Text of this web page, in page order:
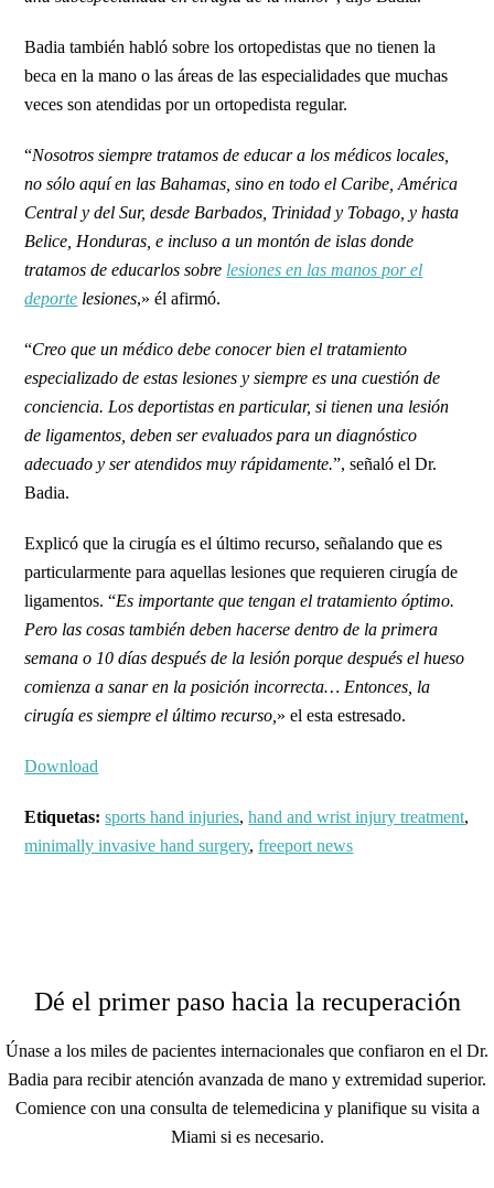
Badia también habló sobre los ortopedistas que no tienen la
beca en la mano o las áreas de las especialidades que muchas
veces son atendidas por un ortopedista regular.
“Nosotros siempre tratamos de educar a los médicos locales,
no sólo aquí en las Bahamas, sino en todo el Caribe, América
Central y del Sur, desde Barbados, Trinidad y Tobago, y hasta
Belice, Honduras, e incluso a un montón de islas donde
tratamos de educarlos sobre lesiones en las manos por el
deporte lesiones,» él afirmó.
“Creo que un médico debe conocer bien el tratamiento
especializado de estas lesiones y siempre es una cuestión de
conciencia. Los deportistas en particular, si tienen una lesión
de ligamentos, deben ser evaluados para un diagnóstico
adecuado y ser atendidos muy rápidamente.”, señaló el Dr.
Badia.
Explicó que la cirugía es el último recurso, señalando que es
particularmente para aquellas lesiones que requieren cirugía de
ligamentos. “Es importante que tengan el tratamiento óptimo.
Pero las cosas también deben hacerse dentro de la primera
semana o 10 días después de la lesión porque después el hueso
comienza a sanar en la posición incorrecta… Entonces, la
cirugía es siempre el último recurso, » el esta estresado.
Download
Etiquetas: sports hand injuries,hand and wrist injury treatment,
minimally invasive hand surgery,freeport news
Dé el primer paso hacia la recuperación
Únase a los miles de pacientes internacionales que confiaron en el Dr.
Badia para recibir atención avanzada de mano y extremidad superior.
Comience con una consulta de telemedicina y planifique su visita a
Miami si es necesario.